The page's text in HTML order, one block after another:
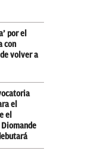
por el
con
volver a
el
el
Diomande